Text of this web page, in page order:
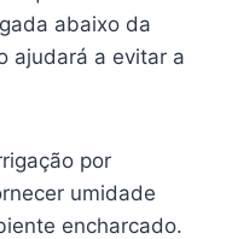
abaixo da
ajudará a evitar a
por
umidade
encharcado.